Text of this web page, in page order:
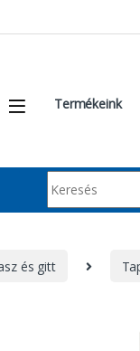
Termékeink
és gitt